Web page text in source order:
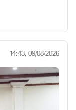
14:43, 09/08/2026